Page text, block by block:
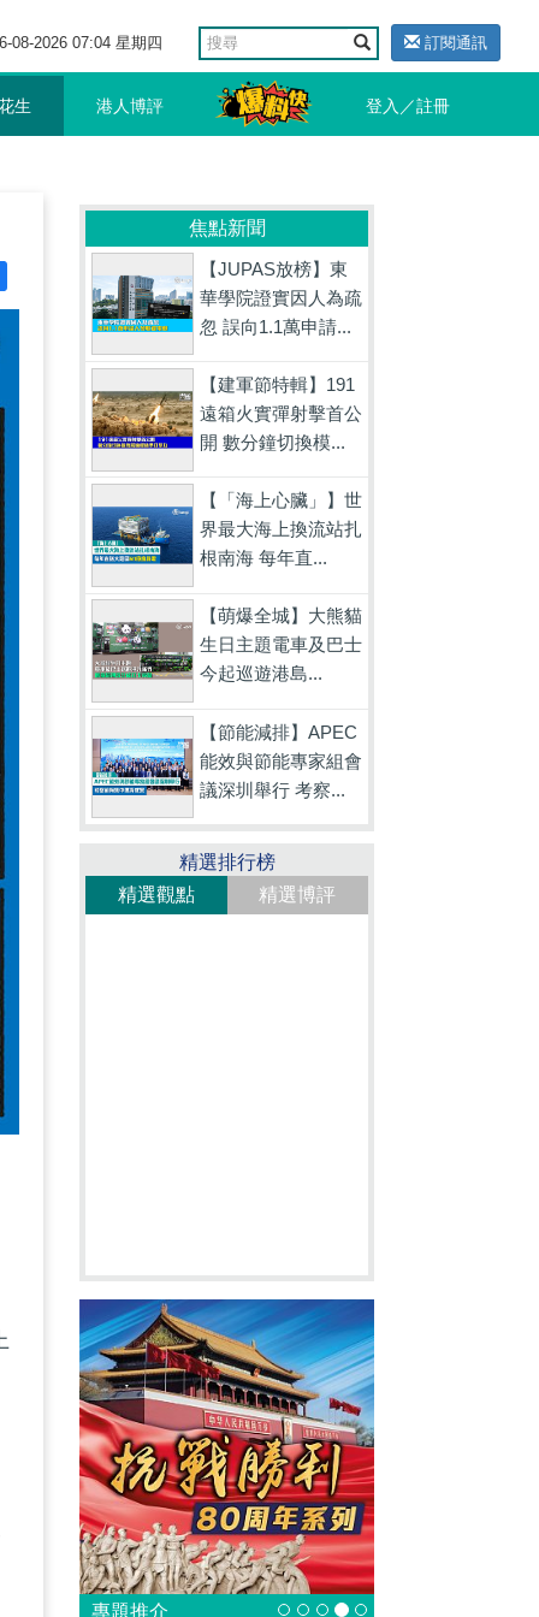
08-2026 07:04 星期四 訂閱通訊
生 港人博評 登入／註冊
焦點新聞
【JUPAS放榜】東
華學院證實因人為疏
忽 誤向1.1萬申請...
【建軍節特輯】191
遠箱火實彈射擊首公
開 數分鐘切換模...
【「海上心臟」】世
界最大海上換流站扎
根南海 每年直...
【萌爆全城】大熊貓
生日主題電車及巴士
今起巡遊港島...
【節能減排】APEC
能效與節能專家組會
議深圳舉行 考察...
精選排行榜
精選觀點
精選博評
專題推介